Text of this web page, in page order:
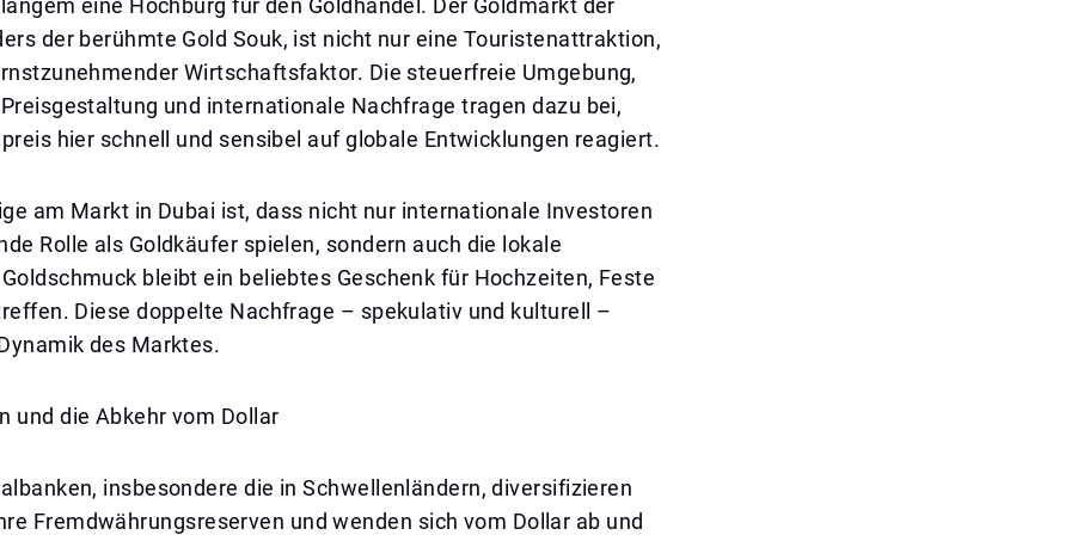
eine Hochburg für den Goldhandel. Der Goldmarkt der
der berühmte Gold Souk, ist nicht nur eine Touristenattraktion,
Wirtschaftsfaktor. Die steuerfreie Umgebung,
und internationale Nachfrage tragen dazu bei,
hier schnell und sensibel auf globale Entwicklungen reagiert.
am Markt in Dubai ist, dass nicht nur internationale Investoren
Rolle als Goldkäufer spielen, sondern auch die lokale
bleibt ein beliebtes Geschenk für Hochzeiten, Feste
Diese doppelte Nachfrage – spekulativ und kulturell –
des Marktes.
und die Abkehr vom Dollar
insbesondere die in Schwellenländern, diversifizieren
Fremdwährungsreserven und wenden sich vom Dollar ab und